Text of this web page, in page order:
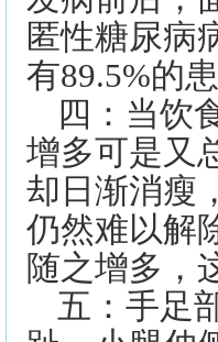
匿性糖尿病
有89.5%的
四：当饮
增多可是又
却日渐消瘦
仍然难以解
随之增多，
五：手足